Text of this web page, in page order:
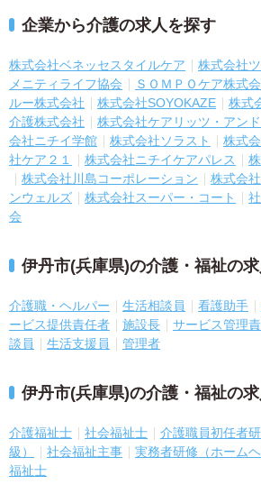
企業から介護の求人を探す
株式会社ベネッセスタイルケア 株式会社
メニティライフ協会
ＳＯＭＰＯケア株式
ルー株式会社
株式会社SOYOKAZE 株式
介護株式会社
株式会社ケアリッツ・アン
会社ニチイ学館
株式会社ソラスト 株式
社ケア２１
株式会社ニチイケアパレス
株式会社川島コーポレーション
株式会
ンウェルズ
株式会社スーパー・コート
会
伊丹市(兵庫県)の介護・福祉の
介護職・ヘルパー 生活相談員 看護助手
ービス提供責任者
施設長 サービス管理
談員
生活支援員 管理者
伊丹市(兵庫県)の介護・福祉の
介護福祉士 社会福祉士
介護職員初任者
級）
社会福祉主事 実務者研修（ホームヘ
福祉士